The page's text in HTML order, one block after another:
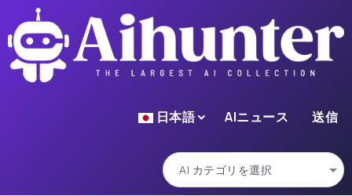
日本語 AIニュース 送信